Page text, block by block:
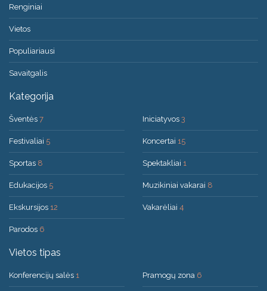
Renginiai
Vietos
Populiariausi
Savaitgalis
Kategorija
Šventės 7
Festivaliai 5
Sportas 8
Edukacijos 5
Ekskursijos 12
Parodos 6
Iniciatyvos 3
Koncertai 15
Spektakliai 1
Muzikiniai vakarai 8
Vakarėliai 4
Vietos tipas
Konferencijų salės 1 Pramogų zona 6